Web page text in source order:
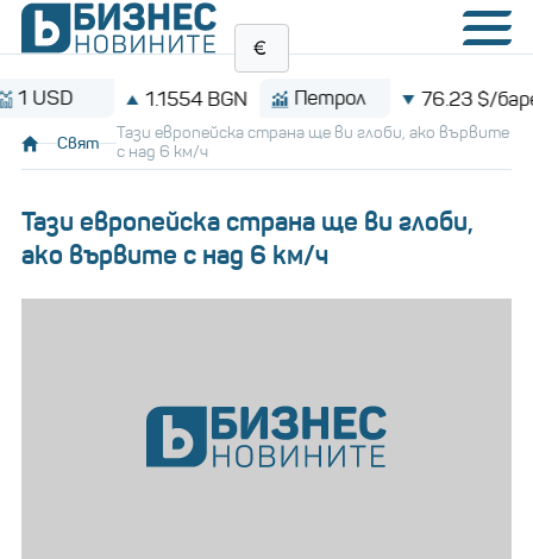
1.1554 BGN Петрол 76.23 $/барел
Свят
Тази европейска страна ще ви глоби, ако вървите
с над 6 км/ч
Тази европейска страна ще ви глоби,
ако вървите с над 6 км/ч